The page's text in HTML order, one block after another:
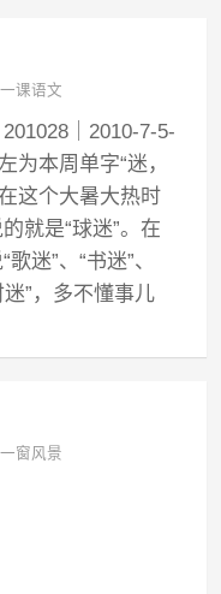
一课语文
｜2010-7-5-
为本周单字“迷，
这个大暑大热时
就是“球迷”。在
迷”、“书迷”、
迷”，多不懂事儿
一窗风景